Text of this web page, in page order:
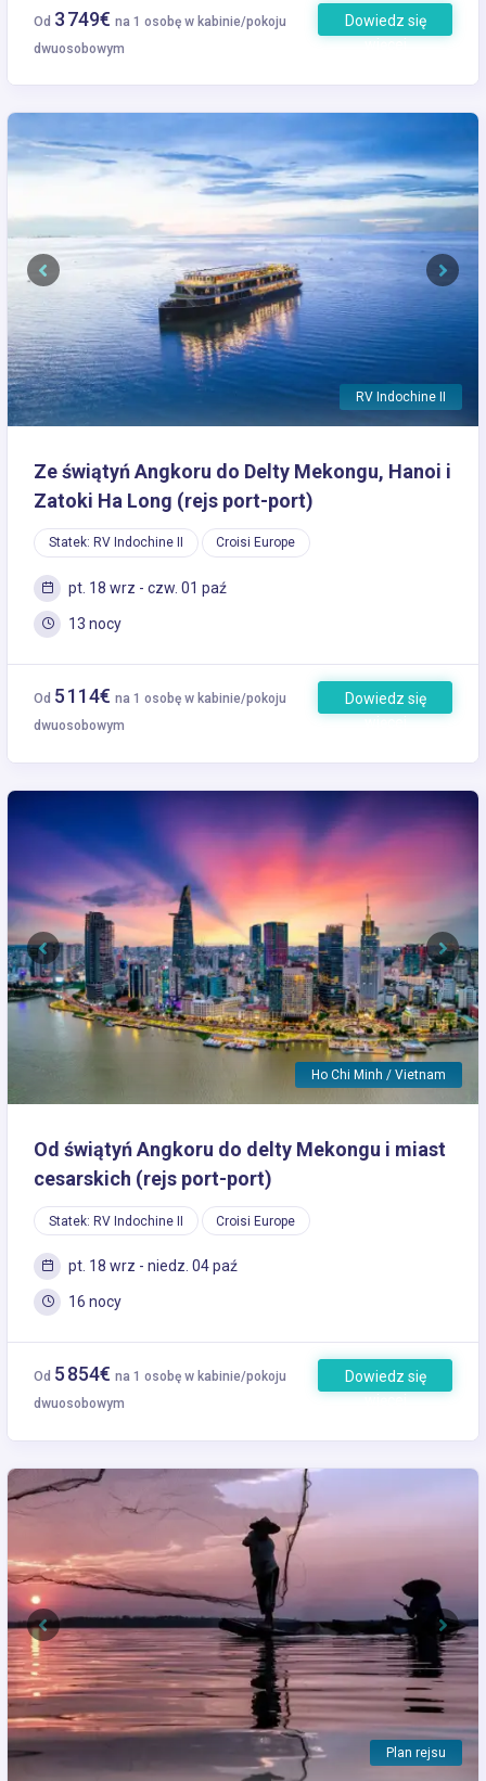
Od 3 749€ na 1 osobę w kabinie/pokoju
dwuosobowym
Dowiedz się
więcej
RV Indochine II
Previous Next
Ze świątyń Angkoru do Delty Mekongu, Hanoi i
Zatoki Ha Long (rejs port-port)
Statek: RV Indochine II Croisi Europe
pt. 18 wrz - czw. 01 paź
13 nocy
Od 5 114€ na 1 osobę w kabinie/pokoju
dwuosobowym
Dowiedz się
więcej
Ho Chi Minh / Vietnam
Previous Next
Od świątyń Angkoru do delty Mekongu i miast
cesarskich (rejs port-port)
Statek: RV Indochine II Croisi Europe
pt. 18 wrz - niedz. 04 paź
16 nocy
Od 5 854€ na 1 osobę w kabinie/pokoju
dwuosobowym
Dowiedz się
więcej
Plan rejsu
Previous Next